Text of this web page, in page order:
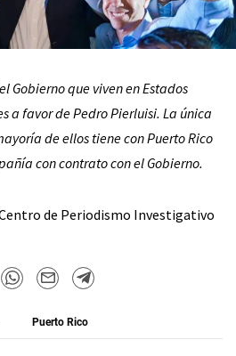
Gobierno que viven en Estados
a favor de Pedro Pierluisi. La única
de ellos tiene con Puerto Rico
con contrato con el Gobierno.
de Periodismo Investigativo
Puerto Rico